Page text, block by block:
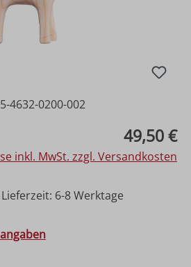
4632-0200-002
49,50 €
inkl. MwSt. zzgl. Versandkosten
6-8 Werktage